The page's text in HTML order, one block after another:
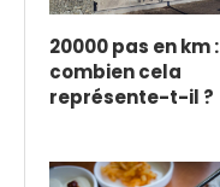
20000 pas en km :
combien cela
représente-t-il ?